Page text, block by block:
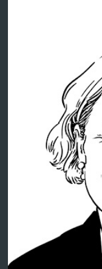
weitere Informationen